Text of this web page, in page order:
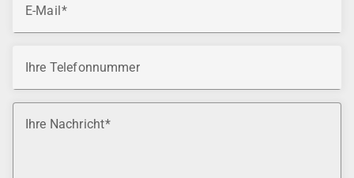
E-Mail
Ihre Telefonnummer
Ihre Nachricht